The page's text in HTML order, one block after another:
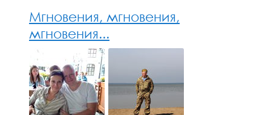
Мгновения, мгновения,
мгновения...